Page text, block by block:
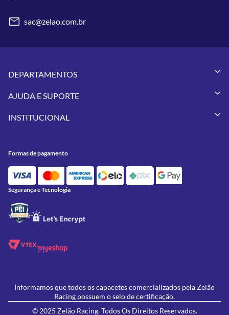
sac@zelao.com.br
DEPARTAMENTOS
Vestuários
Pneus
Utilidades
Feminino
Lançamentos
AJUDA E SUPORTE
Meus Pedidos
Política de Privacidade
Política de Campanhas e promoções
INSTITUCIONAL
Contato
Oficina/Serviços
Formas de pagamento
Segurança e Tecnologia
Informamos que todos os capacetes comercializados pela Zelão
Racing possuem o selo de certificação.
© 2025 Zelão Racing. Todos Os Direitos Reservados.